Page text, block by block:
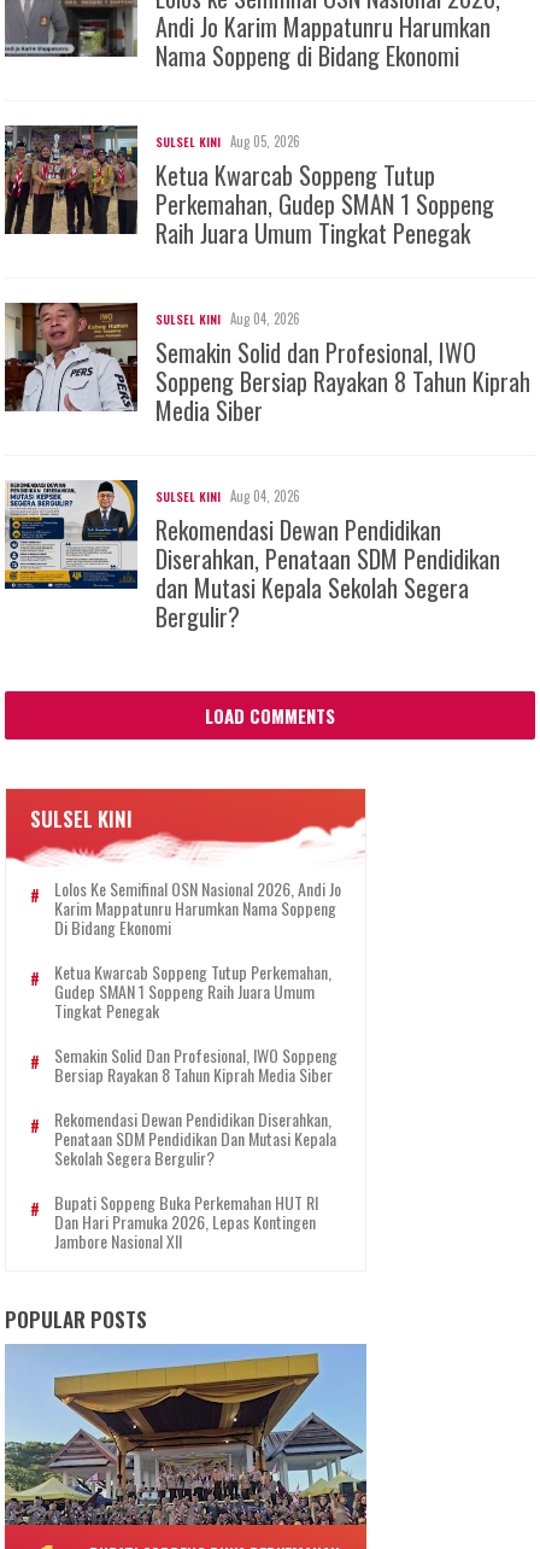
Andi Jo Karim Mappatunru Harumkan
Nama Soppeng di Bidang Ekonomi
SULSEL KINI Aug 05, 2026
Ketua Kwarcab Soppeng Tutup
Perkemahan, Gudep SMAN 1 Soppeng
Raih Juara Umum Tingkat Penegak
SULSEL KINI Aug 04, 2026
Semakin Solid dan Profesional, IWO
Soppeng Bersiap Rayakan 8 Tahun Kiprah
Media Siber
SULSEL KINI Aug 04, 2026
Rekomendasi Dewan Pendidikan
Diserahkan, Penataan SDM Pendidikan
dan Mutasi Kepala Sekolah Segera
Bergulir?
LOAD COMMENTS
SULSEL KINI
Lolos Ke Semifinal OSN Nasional 2026, Andi Jo
Karim Mappatunru Harumkan Nama Soppeng
Di Bidang Ekonomi
Ketua Kwarcab Soppeng Tutup Perkemahan,
Gudep SMAN 1 Soppeng Raih Juara Umum
Tingkat Penegak
Semakin Solid Dan Profesional, IWO Soppeng
Bersiap Rayakan 8 Tahun Kiprah Media Siber
Rekomendasi Dewan Pendidikan Diserahkan,
Penataan SDM Pendidikan Dan Mutasi Kepala
Sekolah Segera Bergulir?
Bupati Soppeng Buka Perkemahan HUT RI
Dan Hari Pramuka 2026, Lepas Kontingen
Jambore Nasional XII
POPULAR POSTS